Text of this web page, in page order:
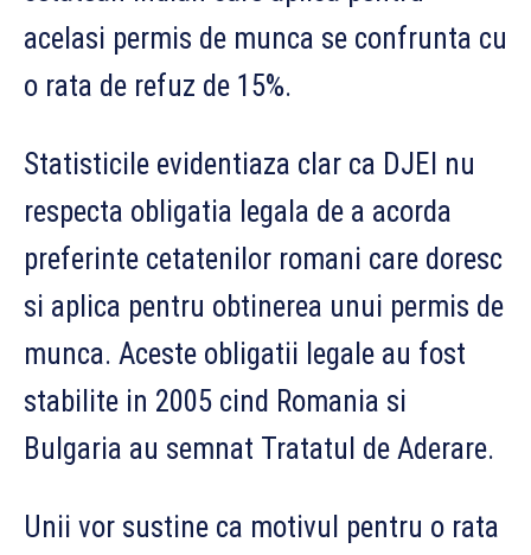
acelasi permis de munca se confrunta cu
o rata de refuz de 15%.
Statisticile evidentiaza clar ca DJEI nu
respecta obligatia legala de a acorda
preferinte cetatenilor romani care doresc
si aplica pentru obtinerea unui permis de
munca. Aceste obligatii legale au fost
stabilite in 2005 cind Romania si
Bulgaria au semnat Tratatul de Aderare.
Unii vor sustine ca motivul pentru o rata